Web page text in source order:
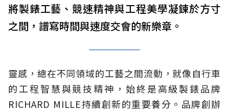
將製錶工藝、競速精神與工程美學凝鍊於方寸
之間，譜寫時間與速度交會的新樂章。
靈感，總在不同領域的工藝之間流動，就像自行車
的工程智慧與競技精神，始終是高級製錶品牌
RICHARD MILLE持續創新的重要養分。品牌創辦